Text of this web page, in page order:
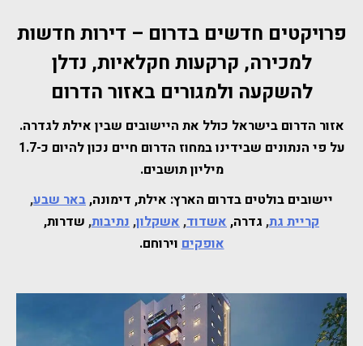
פרויקטים חדשים בדרום – דירות חדשות
למכירה, קרקעות חקלאיות, נדלן
להשקעה ולמגורים באזור הדרום
אזור הדרום בישראל כולל את היישובים שבין אילת לגדרה.
על פי הנתונים שבידינו במחוז הדרום חיים נכון להיום כ-1.7
מיליון תושבים.
יישובים בולטים בדרום הארץ: אילת, דימונה,באר שבע,
קריית גת, גדרה,אשדוד,אשקלון,נתיבות, שדרות,
אופקיםוירוחם.